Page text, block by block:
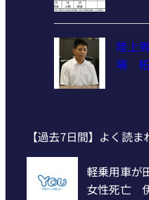
陸上
場 柘
【過去7日間】よく読